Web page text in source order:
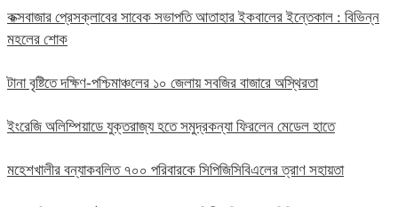
কক্সবাজার প্রেসক্লাবের সাবেক সভাপতি আতাহার ইকবালের ইন্তেকাল : বিভিন্ন
মহলের শোক
টানা বৃষ্টিতে দক্ষিণ-পশ্চিমাঞ্চলের ১০ জেলায় সবজির বাজারে অস্থিরতা
ইংরেজি অলিম্পিয়াডে যুক্তরাজ্য হতে সমুদ্রকন্যা ফিরলেন মেডেল হাতে
মহেশখালীর বন্যাকবলিত ৭০০ পরিবারকে সিপিজিসিবিএলের ত্রাণ সহায়তা